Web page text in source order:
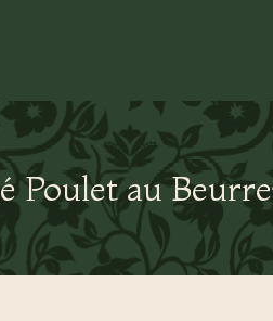
Poulet au Beurre